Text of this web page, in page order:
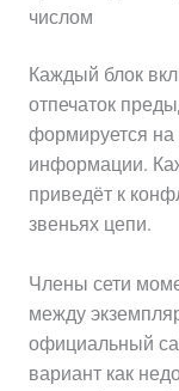
числом
Каждый блок
отпечаток
формируется на
информации.
приведёт к
звеньях цепи.
Члены сети
между
официальный
вариант как